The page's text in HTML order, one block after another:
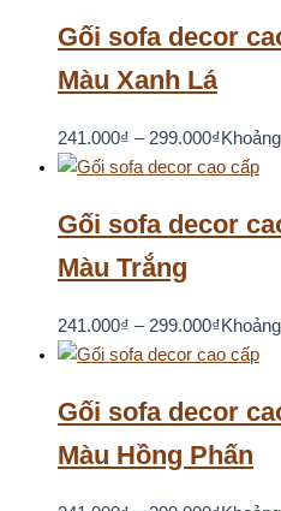
Gối sofa decor
Màu Xanh Lá
241.000₫ – 299.000₫
Gối sofa decor
Màu Trắng
241.000₫ – 299.000₫
Gối sofa decor
Màu Hồng Phấn